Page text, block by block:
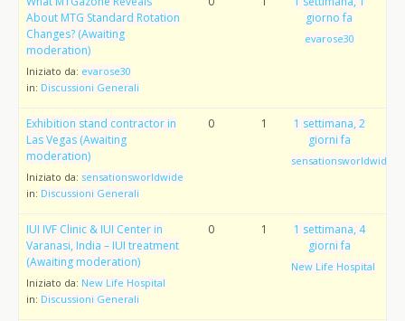
About MTG Standard Rotation
Changes? (Awaiting
moderation)
Iniziato da: evarose30
in: Discussioni Generali
giorno fa
evarose30
Exhibition stand contractor in
Las Vegas (Awaiting
moderation)
Iniziato da: sensationsworldwide
in: Discussioni Generali
0 1
1 settimana, 2
giorni fa
sensationsworldwide
IUI IVF Clinic & IUI Center in
Varanasi, India – IUI treatment
(Awaiting moderation)
Iniziato da: New Life Hospital
in: Discussioni Generali
0 1
1 settimana, 4
giorni fa
New Life Hospital